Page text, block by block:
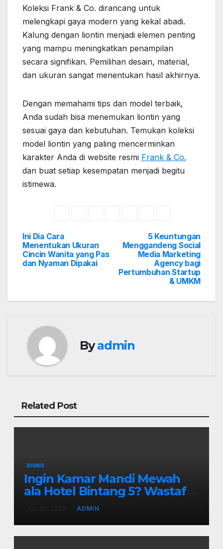
Koleksi Frank & Co. dirancang untuk
melengkapi gaya modern yang kekal abadi.
Kalung dengan liontin menjadi elemen penting
yang mampu meningkatkan penampilan
secara signifikan. Pemilihan desain, material,
dan ukuran sangat menentukan hasil akhirnya.
Dengan memahami tips dan model terbaik,
Anda sudah bisa menemukan liontin yang
sesuai gaya dan kebutuhan. Temukan koleksi
model liontin yang paling mencerminkan
karakter Anda di website resmi Frank & Co.
dan buat setiap kesempatan menjadi begitu
istimewa.
Post
navigation
5 Keuntungan
Menggandeng Social
Media Marketing
Agency bagi
Pertumbuhan Startup
& UMKM
Ini Dia Cara
Menentukan Ukuran
Cincin Wanita yang Pas
dan Nyaman Dipakai
Byadmin
Related Post
BISNIS
Ingin Kamar Mandi Mewah
ala Hotel Bintang 5? Wastafel
Gantung Adalah Kuncinya
ADMIN